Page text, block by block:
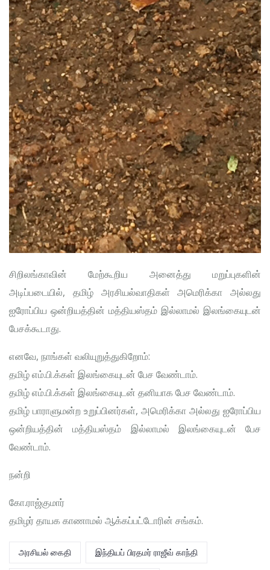
சிறிலங்காவின் மேற்கூறிய அனைத்து மறுப்புகளின்
அடிப்படையில், தமிழ் அரசியல்வாதிகள் அமெரிக்கா அல்லது
ஐரோப்பிய ஒன்றியத்தின் மத்தியஸ்தம் இல்லாமல் இலங்கையுடன்
பேசக்கூடாது.
எனவே, நாங்கள் வலியுறுத்துகிறோம்:
தமிழ் எம்.பி.க்கள் இலங்கையுடன் பேச வேண்டாம்.
தமிழ் எம்.பி.க்கள் இலங்கையுடன் தனியாக பேச வேண்டாம்.
தமிழ் பாராளுமன்ற உறுப்பினர்கள், அமெரிக்கா அல்லது ஐரோப்பிய
ஒன்றியத்தின் மத்தியஸ்தம் இல்லாமல் இலங்கையுடன் பேச
வேண்டாம்.
நன்றி
கோ.ராஜ்குமார்
தமிழர் தாயக காணாமல் ஆக்கப்பட்டோரின் சங்கம்.
அரசியல் கைதி இந்தியப் பிரதமர் ராஜீவ் காந்தி